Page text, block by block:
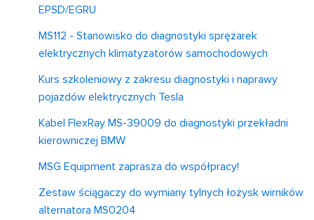
EPSD/EGRU
MS112 - Stanowisko do diagnostyki sprężarek
elektrycznych klimatyzatorów samochodowych
Kurs szkoleniowy z zakresu diagnostyki i naprawy
pojazdów elektrycznych Tesla
Kabel FlexRay MS-39009 do diagnostyki przekładni
kierowniczej BMW
MSG Equipment zaprasza do współpracy!
Zestaw ściągaczy do wymiany tylnych łożysk wirników
alternatora MS0204